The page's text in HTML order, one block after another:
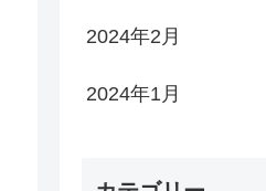
2024年2月
2024年1月